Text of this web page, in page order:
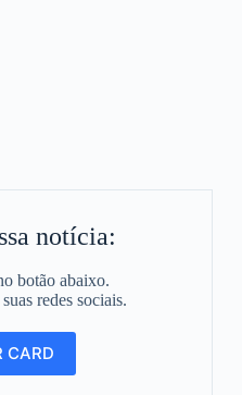
notícia:
botão abaixo.
redes sociais.